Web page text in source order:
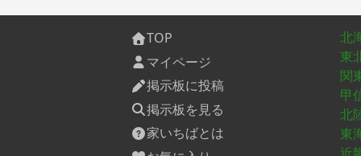
TOP
マイページ
掲示板に投稿
掲示板を見る
家いちばとは
北
東
関
甲
北
東